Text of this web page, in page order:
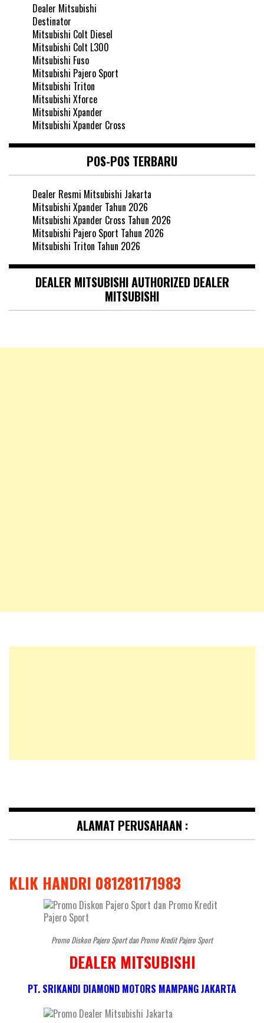
Dealer Mitsubishi
Destinator
Mitsubishi Colt Diesel
Mitsubishi Colt L300
Mitsubishi Fuso
Mitsubishi Pajero Sport
Mitsubishi Triton
Mitsubishi Xforce
Mitsubishi Xpander
Mitsubishi Xpander Cross
POS-POS TERBARU
Dealer Resmi Mitsubishi Jakarta
Mitsubishi Xpander Tahun 2026
Mitsubishi Xpander Cross Tahun 2026
Mitsubishi Pajero Sport Tahun 2026
Mitsubishi Triton Tahun 2026
DEALER MITSUBISHI AUTHORIZED DEALER
MITSUBISHI
ALAMAT PERUSAHAAN :
KLIK HANDRI 081281171983
Promo Diskon Pajero Sport dan Promo Kredit Pajero Sport
DEALER MITSUBISHI
PT. SRIKANDI DIAMOND MOTORS MAMPANG JAKARTA